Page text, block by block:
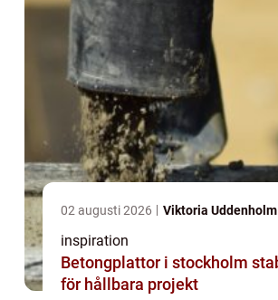
02 augusti 2026 Viktoria Uddenholm
inspiration
Betongplattor i stockholm stabil grund
för hållbara projekt